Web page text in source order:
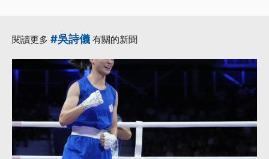
亞運·更多...
閱讀更多 #吳詩儀 有關的新聞